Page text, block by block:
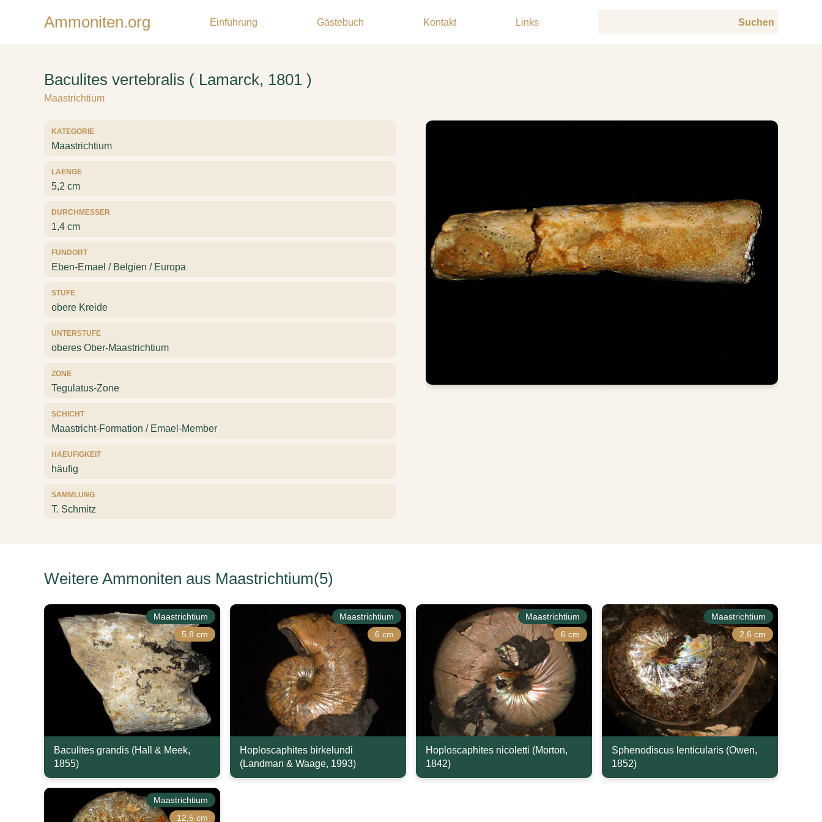
Ammoniten.org Einführung Gästebuch Kontakt Links
Baculites vertebralis ( Lamarck, 1801 )
Maastrichtium
KATEGORIE
Maastrichtium
LAENGE
5,2 cm
DURCHMESSER
1,4 cm
FUNDORT
Eben-Emael / Belgien / Europa
STUFE
obere Kreide
UNTERSTUFE
oberes Ober-Maastrichtium
ZONE
Tegulatus-Zone
SCHICHT
Maastricht-Formation / Emael-Member
HAEUFIGKEIT
häufig
SAMMLUNG
T. Schmitz
Weitere Ammoniten aus Maastrichtium(5)
Maastrichtium
5,8 cm
Baculites grandis (Hall & Meek,
1855)
Maastrichtium
6 cm
Hoploscaphites birkelundi
(Landman & Waage, 1993)
Maastrichtium
6 cm
Hoploscaphites nicoletti (Morton,
1842)
Maastrichtium
2,6 cm
Sphenodiscus lenticularis (Owen,
1852)
Maastrichtium
12,5 cm